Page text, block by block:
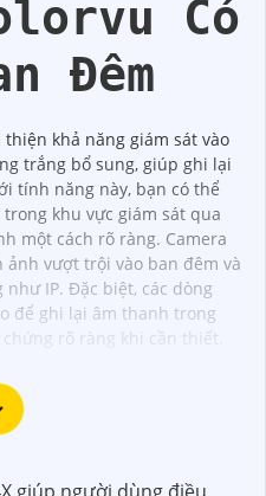
Có
Đêm
thiện khả năng giám sát vào
trắng bổ sung, giúp ghi lại
tính năng này, bạn có thể
khu vực giám sát qua
một cách rõ ràng. Camera
vượt trội vào ban đêm và
IP. Đặc biệt, các dòng
để ghi lại âm thanh trong
rõ ràng khi cần thiết.